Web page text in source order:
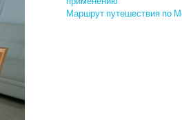
Маршрут путешествия по